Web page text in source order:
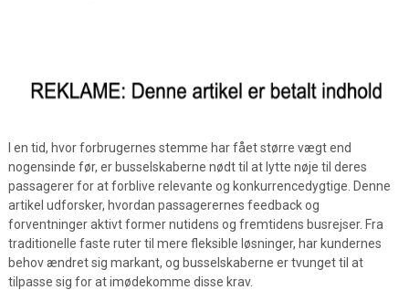
I en tid, hvor forbrugernes stemme har fået større vægt end
nogensinde før, er busselskaberne nødt til at lytte nøje til deres
passagerer for at forblive relevante og konkurrencedygtige. Denne
artikel udforsker, hvordan passagerernes feedback og
forventninger aktivt former nutidens og fremtidens busrejser. Fra
traditionelle faste ruter til mere fleksible løsninger, har kundernes
behov ændret sig markant, og busselskaberne er tvunget til at
tilpasse sig for at imødekomme disse krav.